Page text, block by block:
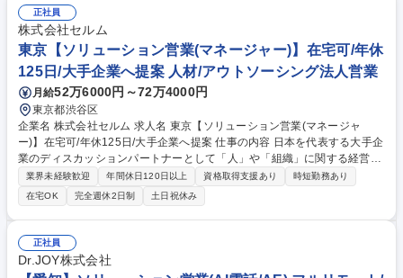
る戦略的アドバイスとAIソリューション導入■プロジェクトマネジメント
と各種プロジェクトのリード■技術トレンド分析と新技術の採用提案■ビジ
ネスプロセスとAI技術の統合■ソリューション開発における技術チームと
企業グローバルDX支援
正社員
株式会社セルム
東京【ソリューション営業(マネージャー)】在宅可/年休
125日/大手企業へ提案 人材/アウトソーシング法人営業
月給52万6000円～72万4000円
東京都渋谷区
企業名 株式会社セルム 求人名 東京【ソリューション営業(マネージャ
ー)】在宅可/年休125日/大手企業へ提案 仕事の内容 日本を代表する大手企
業のディスカッションパートナーとして「人」や「組織」に関する経営課
題を抽出し、最適なソリューションを企画・プロデュースする仕事です。
▼顧客のビジネスや事業戦略を把握した上で、「次期経営リーダーの発
掘・育成」や「組織風土の変革」などの課題をヒアリング。真のニーズを
抽出。 ▼抽出した課題を解決する仮説～施策を立案。パートナー契約を結
ぶ1,700名を超えるコンサルタントから最適な人材をアサインします。 ▼
施策、研修の実施後は効果検証、分析を行ない、次の施策に活かします。
なお、担当顧客は1人4～5社程度。1社に深くコミットする働きです。 募
業界未経験歓迎 年間休日120日以上 資格取得支援あり
時短勤務あり
在宅OK
完全週休2日制 土日祝休み
正社員
Dr.JOY株式会社